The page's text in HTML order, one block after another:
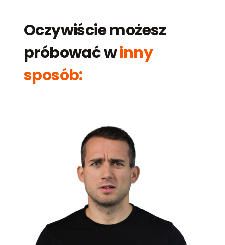
Oczywiście możesz
próbować winny
sposób: